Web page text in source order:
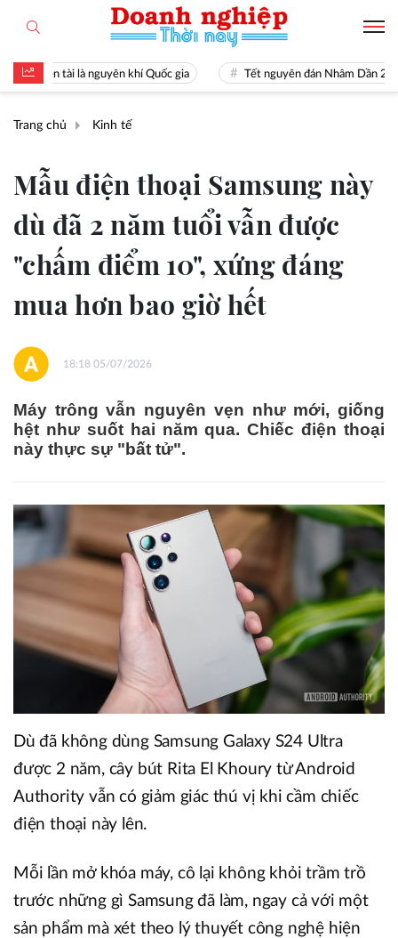
tài là nguyên khí Quốc gia Tết nguyên đán Nhâm Dần 2022
Trang chủ Kinh tế
Mẫu điện thoại Samsung này
dù đã 2 năm tuổi vẫn được
"chấm điểm 10", xứng đáng
mua hơn bao giờ hết
18:18 05/07/2026
Máy trông vẫn nguyên vẹn như mới, giống
hệt như suốt hai năm qua. Chiếc điện thoại
này thực sự "bất tử".
Dù đã không dùng Samsung Galaxy S24 Ultra
được 2 năm, cây bút Rita El Khoury từ Android
Authority vẫn có giảm giác thú vị khi cầm chiếc
điện thoại này lên.
Mỗi lần mở khóa máy, cô lại không khỏi trầm trồ
trước những gì Samsung đã làm, ngay cả với một
sản phẩm mà xét theo lý thuyết công nghệ hiện